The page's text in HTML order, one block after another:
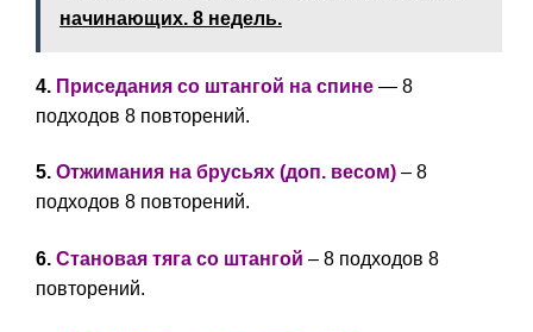
начинающих. 8 недель.
4. Приседания со штангой на спине — 8
подходов 8 повторений.
5. Отжимания на брусьях (доп. весом) – 8
подходов 8 повторений.
6. Становая тяга со штангой – 8 подходов 8
повторений.